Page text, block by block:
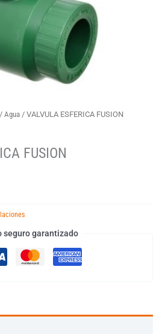
/ Agua / VALVULA ESFERICA FUSION
FUSION
seguro garantizado